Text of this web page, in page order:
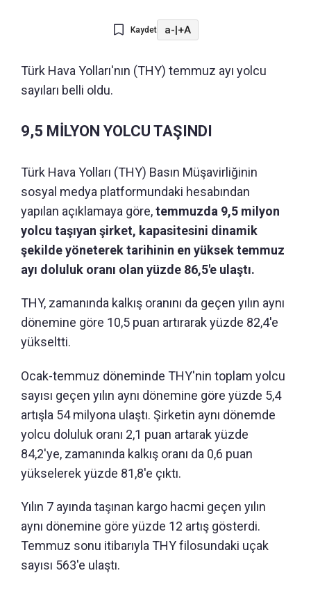
Kaydet a-|+A
Türk Hava Yolları'nın (THY) temmuz ayı yolcu
sayıları belli oldu.
9,5 MİLYON YOLCU TAŞINDI
Türk Hava Yolları (THY) Basın Müşavirliğinin
sosyal medya platformundaki hesabından
yapılan açıklamaya göre,temmuzda 9,5 milyon
yolcu taşıyan şirket, kapasitesini dinamik
şekilde yöneterek tarihinin en yüksek temmuz
ayı doluluk oranı olan yüzde 86,5'e ulaştı.
THY, zamanında kalkış oranını da geçen yılın aynı
dönemine göre 10,5 puan artırarak yüzde 82,4'e
yükseltti.
Ocak-temmuz döneminde THY'nin toplam yolcu
sayısı geçen yılın aynı dönemine göre yüzde 5,4
artışla 54 milyona ulaştı. Şirketin aynı dönemde
yolcu doluluk oranı 2,1 puan artarak yüzde
84,2'ye, zamanında kalkış oranı da 0,6 puan
yükselerek yüzde 81,8'e çıktı.
Yılın 7 ayında taşınan kargo hacmi geçen yılın
aynı dönemine göre yüzde 12 artış gösterdi.
Temmuz sonu itibarıyla THY filosundaki uçak
sayısı 563'e ulaştı.